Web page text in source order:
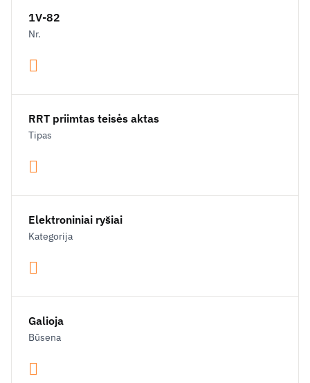
1V-82
Nr.
RRT priimtas teisės aktas
Tipas
Elektroniniai ryšiai
Kategorija
Galioja
Būsena